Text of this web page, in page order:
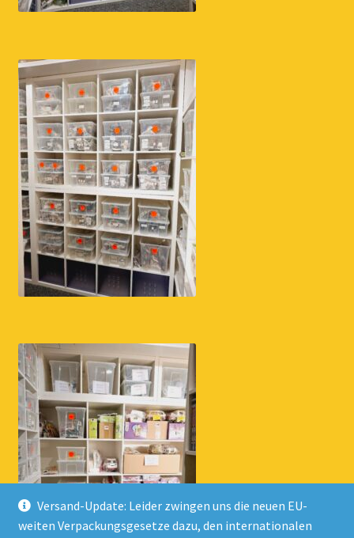
Versand-Update: Leider zwingen uns die neuen EU-
weiten Verpackungsgesetze dazu, den internationalen